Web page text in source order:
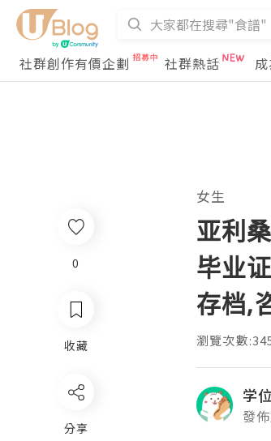
社群創作有價企劃 社群熱話
女生
亚利
毕业
存档,
瀏覽次數
学
發
0
收藏
分享